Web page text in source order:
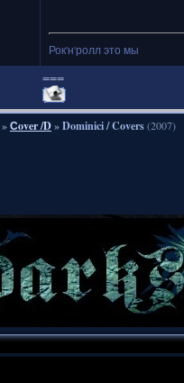
Рок'н'ролл это мы
===
»Сover /D»Dominici / Covers(2007)